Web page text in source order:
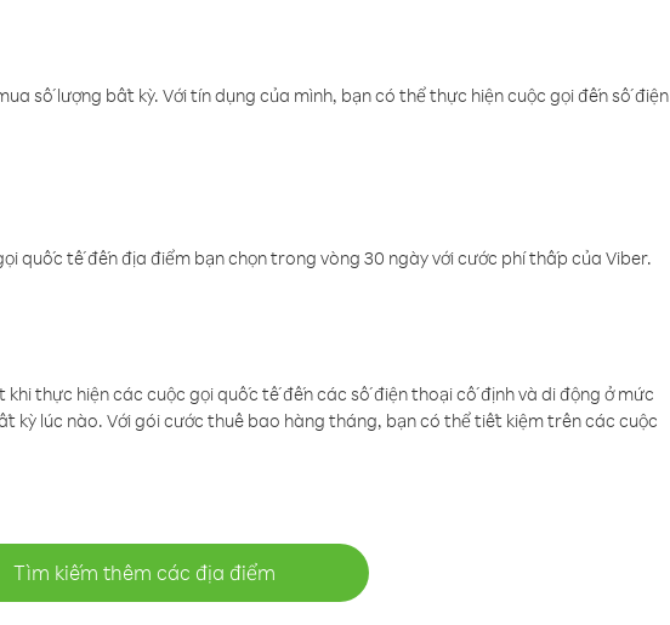
số lượng bất kỳ. Với tín dụng của mình, bạn có thể thực hiện cuộc gọi đến số điện
quốc tế đến địa điểm bạn chọn trong vòng 30 ngày với cước phí thấp của Viber.
thực hiện các cuộc gọi quốc tế đến các số điện thoại cố định và di động ở mức
kỳ lúc nào. Với gói cước thuê bao hàng tháng, bạn có thể tiết kiệm trên các cuộc
Tìm kiếm thêm các địa điểm